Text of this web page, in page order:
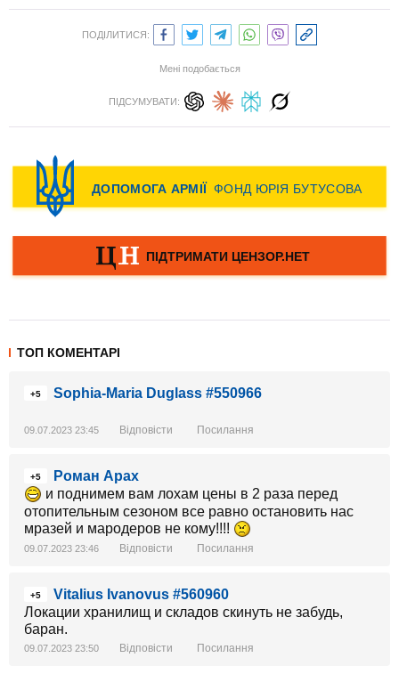
ПОДІЛИТИСЯ:
Мені подобається
ПІДСУМУВАТИ:
ТОП КОМЕНТАРІ
+5 Sophia-Maria Duglass #550966
09.07.2023 23:45 Відповісти Посилання
+5
Роман Арах
и поднимем вам лохам цены в 2 раза перед
отопительным сезоном все равно остановить нас
мразей и мародеров не кому!!!!
09.07.2023 23:46 Відповісти Посилання
+5
Vitalius Ivanovus #560960
Локации хранилищ и складов скинуть не забудь,
баран.
09.07.2023 23:50 Відповісти Посилання